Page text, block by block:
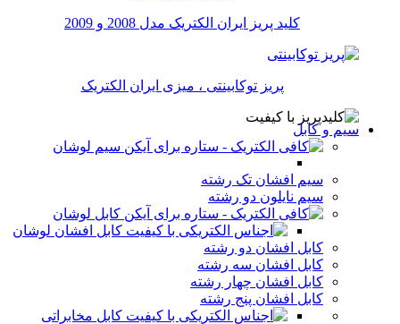
کلید پریز ایران الکتریک مدل 2008 و 2009
پریز توکابینتی ، میزی ایران الکتریک
سیم و کابل
سیم لوشان
سیم افشان تک رشته
سیم نایلون دو رشته
کابل لوشان
کابل افشان لوشان
کابل افشان دو رشته
کابل افشان سه رشته
کابل افشان چهار رشته
کابل افشان پنج رشته
کابل مخابراتی